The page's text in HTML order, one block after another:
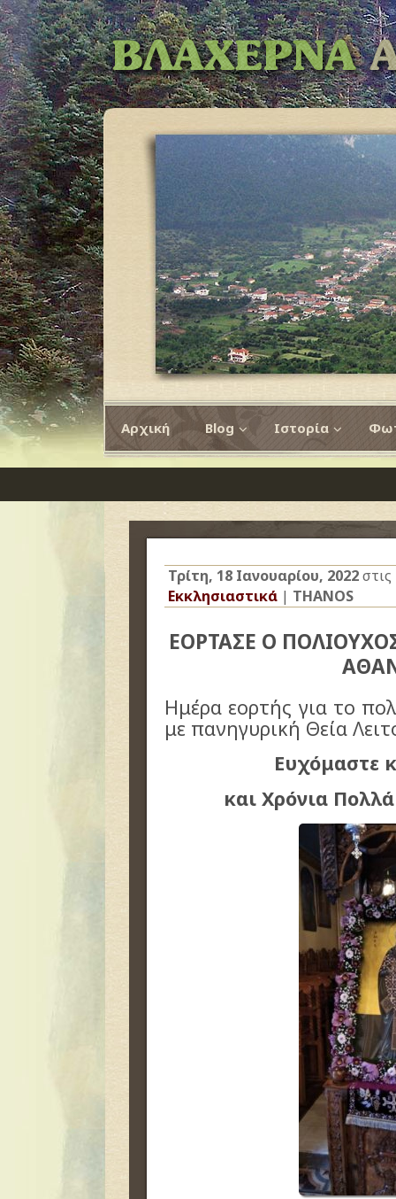
Αρχική Blog Ιστορία
Τρίτη, 18 Ιανουαρίου, 2022στις
Εκκλησιαστικά | THANOS
ΕΟΡΤΑΣΕ Ο
Ημέρα εορτής για το
με πανηγυρική Θεία
Ευχόμαστε
και Χρόνια